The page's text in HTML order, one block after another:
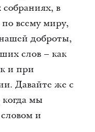
в
всему миру,
доброты,
слов – как
и при
Давайте же с
когда мы
и